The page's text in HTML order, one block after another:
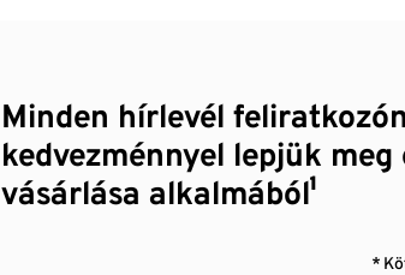
Minden hírlevél
kedvezménnyel lepjük meg
vásárlása alkalmából¹
*